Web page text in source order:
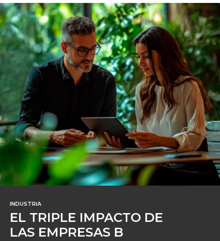
INDUSTRIA
EL TRIPLE IMPACTO DE
LAS EMPRESAS B